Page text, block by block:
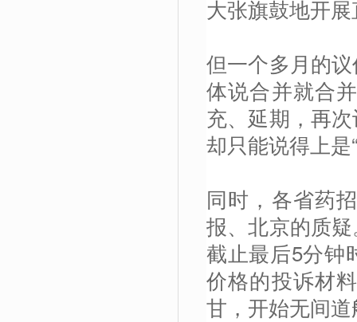
大张旗鼓地开
但一个多月的
体说合并就合
充、延期，再
却只能说得上是
同时，各省药
报、北京的质
截止最后5分钟
价格的投诉材
甘，开始无间道